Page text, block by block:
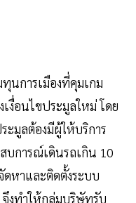
นการเมืองที่คุมเกม
งื่อนไขประมูลใหม่ โดย
ะมูลต้องมีผู้ให้บริการ
บการณ์เดินรถเกิน 10
ดหาและติดตั้งระบบ
งทำให้กลุ่มบริษัทรับ